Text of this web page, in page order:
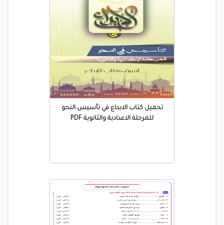
تحميل كتاب الابداع في تأسيس النحو
للمرحلة الاعدادية والثانوية PDF